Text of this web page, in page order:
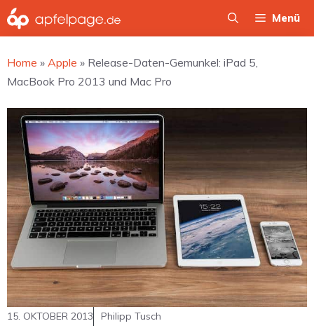
Zum
Inhalt
Menü
Home » Apple » Release-Daten-Gemunkel: iPad 5,
MacBook Pro 2013 und Mac Pro
15. OKTOBER 2013 Philipp Tusch